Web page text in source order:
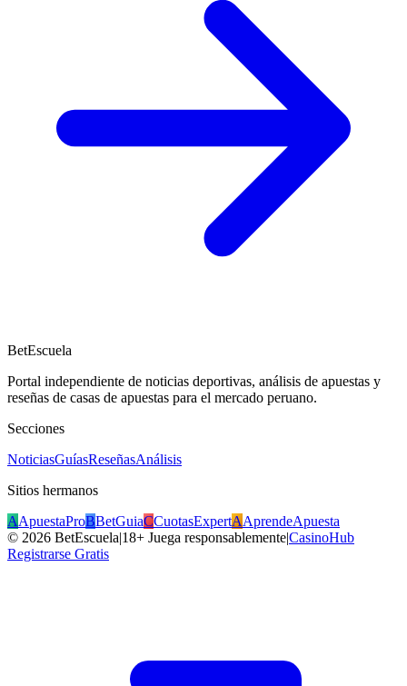
BetEscuela
Portal independiente de noticias deportivas, análisis de apuestas y
reseñas de casas de apuestas para el mercado peruano.
Secciones
NoticiasGuíasReseñasAnálisis
Sitios hermanos
AApuestaProBBetGuiaCCuotasExpertAAprendeApuesta
© 2026 BetEscuela|18+ Juega responsablemente|CasinoHub
Registrarse Gratis